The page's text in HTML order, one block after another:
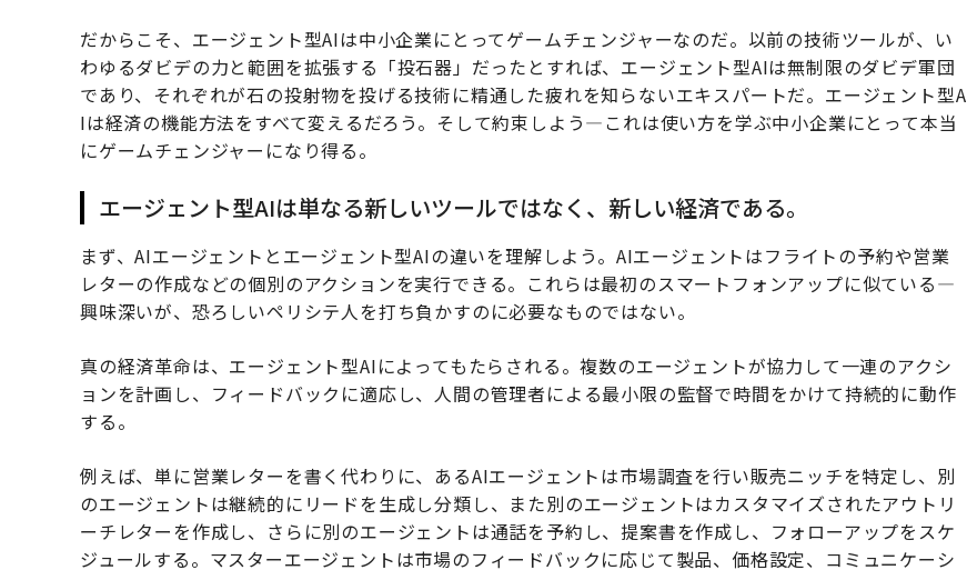
だからこそ、エージェント型AIは中小企業にとってゲームチェンジャーなのだ。以前の技術ツールが、い
わゆるダビデの力と範囲を拡張する「投石器」だったとすれば、エージェント型AIは無制限のダビデ軍団
であり、それぞれが石の投射物を投げる技術に精通した疲れを知らないエキスパートだ。エージェント型A
Iは経済の機能方法をすべて変えるだろう。そして約束しよう—これは使い方を学ぶ中小企業にとって本当
にゲームチェンジャーになり得る。
エージェント型AIは単なる新しいツールではなく、新しい経済である。
まず、AIエージェントとエージェント型AIの違いを理解しよう。AIエージェントはフライトの予約や営業
レターの作成などの個別のアクションを実行できる。これらは最初のスマートフォンアップに似ている—
興味深いが、恐ろしいペリシテ人を打ち負かすのに必要なものではない。
真の経済革命は、エージェント型AIによってもたらされる。複数のエージェントが協力して一連のアクシ
ョンを計画し、フィードバックに適応し、人間の管理者による最小限の監督で時間をかけて持続的に動作
する。
例えば、単に営業レターを書く代わりに、あるAIエージェントは市場調査を行い販売ニッチを特定し、別
のエージェントは継続的にリードを生成し分類し、また別のエージェントはカスタマイズされたアウトリ
ーチレターを作成し、さらに別のエージェントは通話を予約し、提案書を作成し、フォローアップをスケ
ジュールする。マスターエージェントは市場のフィードバックに応じて製品、価格設定、コミュニケーシ